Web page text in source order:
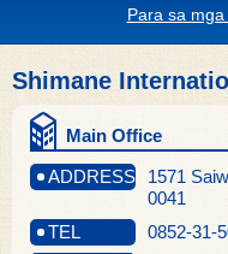
Para sa
Shimane
Main Office
ADDRESS
1571
0041
TEL
0852-31-